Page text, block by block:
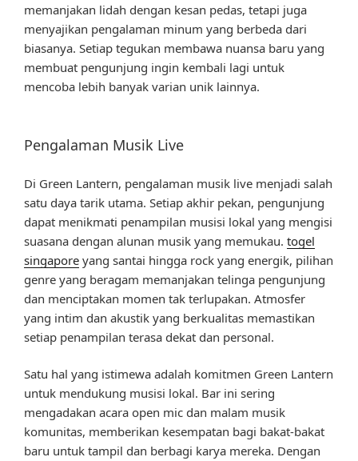
memanjakan lidah dengan kesan pedas, tetapi juga
menyajikan pengalaman minum yang berbeda dari
biasanya. Setiap tegukan membawa nuansa baru yang
membuat pengunjung ingin kembali lagi untuk
mencoba lebih banyak varian unik lainnya.
Pengalaman Musik Live
Di Green Lantern, pengalaman musik live menjadi salah
satu daya tarik utama. Setiap akhir pekan, pengunjung
dapat menikmati penampilan musisi lokal yang mengisi
suasana dengan alunan musik yang memukau. togel
singapore yang santai hingga rock yang energik, pilihan
genre yang beragam memanjakan telinga pengunjung
dan menciptakan momen tak terlupakan. Atmosfer
yang intim dan akustik yang berkualitas memastikan
setiap penampilan terasa dekat dan personal.
Satu hal yang istimewa adalah komitmen Green Lantern
untuk mendukung musisi lokal. Bar ini sering
mengadakan acara open mic dan malam musik
komunitas, memberikan kesempatan bagi bakat-bakat
baru untuk tampil dan berbagi karya mereka. Dengan